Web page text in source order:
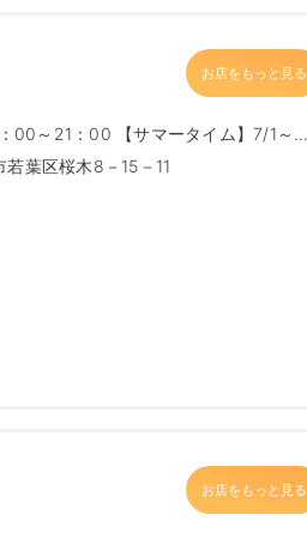
お店をもっと見る
00～21：00 【サマータイム】7/1～
若葉区桜木8－15－11
お店をもっと見る